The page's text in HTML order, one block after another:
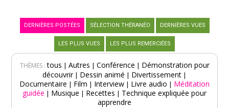
DERNIÈRES POSTÉES SÉLECTION THÉRANÉO DERNIÈRES VUES
LES PLUS VUES LES PLUS REMERCIÉES
THÈMES :tous | Autres | Conférence | Démonstration pour
découvrir| Dessin animé | Divertissement |
Documentaire | Film | Interview | Livre audio | Méditation
guidée | Musique | Recettes | Technique expliquée pour
apprendre